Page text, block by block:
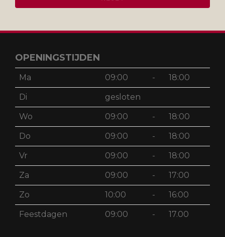
OPENINGSTIJDEN
Ma 09:00 - 18:00
Di gesloten
Wo 09:00 - 18:00
Do 09:00 - 18:00
Vr 09:00 - 18:00
Za 09:00 - 17:00
Zo 10:00 - 16:00
Feestdagen 09:00 - 17.00